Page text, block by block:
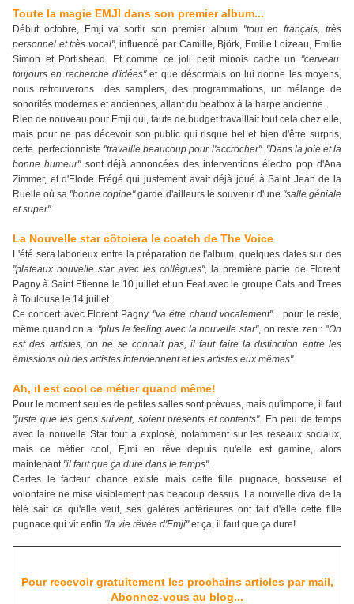
Toute la magie EMJI dans son premier album...
Début octobre, Emji va sortir son premier album "tout en français, très
personnel et très vocal",influencé par Camille, Björk, Emilie Loizeau, Emilie
Simon et Portishead. Et comme ce joli petit minois cache un
"cerveau
toujours en recherche d'idées"et que désormais on lui donne les moyens,
nous retrouverons des samplers, des programmations, un mélange de
sonorités modernes et anciennes, allant du beatbox à la harpe ancienne.
Rien de nouveau pour Emji qui, faute de budget travaillait tout cela chez elle,
mais pour ne pas décevoir son public qui risque bel et bien d'être surpris,
cette perfectionniste "travaille beaucoup pour l'accrocher". "Dans la joie et la
bonne humeur" sont déjà annoncées des interventions électro pop d'Ana
Zimmer, et d'Elode Frégé qui justement avait déjà joué à Saint Jean de la
Ruelle où sa "bonne copine"garde d'ailleurs le souvenir d'une "salle géniale
et super".
La Nouvelle star côtoiera le coatch de The Voice
L'été sera laborieux entre la préparation de l'album, quelques dates sur des
"plateaux nouvelle star avec les collègues", la première partie de Florent
Pagny à Saint Etienne le 10 juillet et un Feat avec le groupe Cats and Trees
à Toulouse le 14 juillet.
Ce concert avec Florent Pagny "va être chaud vocalement"... pour le reste,
même quand on a "plus le feeling avec la nouvelle star", on reste zen : "On
est des artistes, on ne se connait pas, il faut faire la distinction entre les
émissions où des artistes interviennent et les artistes eux mêmes".
Ah, il est cool ce métier quand même!
Pour le moment seules de petites salles sont prévues, mais qu'importe, il faut
"juste que les gens suivent, soient présents et contents". En peu de temps
avec la nouvelle Star tout a explosé, notamment sur les réseaux sociaux,
mais ce métier cool, Ejmi en rêve depuis qu'elle est gamine, alors
maintenant "il faut que ça dure dans le temps".
Certes le facteur chance existe mais cette fille pugnace, bosseuse et
volontaire ne mise visiblement pas beacoup dessus. La nouvelle diva de la
télé sait ce qu'elle veut, ses galères antérieures ont fait d'elle cette fille
pugnace qui vit enfin "la vie rêvée d'Emji"et ça, il faut que ça dure!
Pour recevoir gratuitement les prochains articles par mail,
Abonnez-vous au blog...